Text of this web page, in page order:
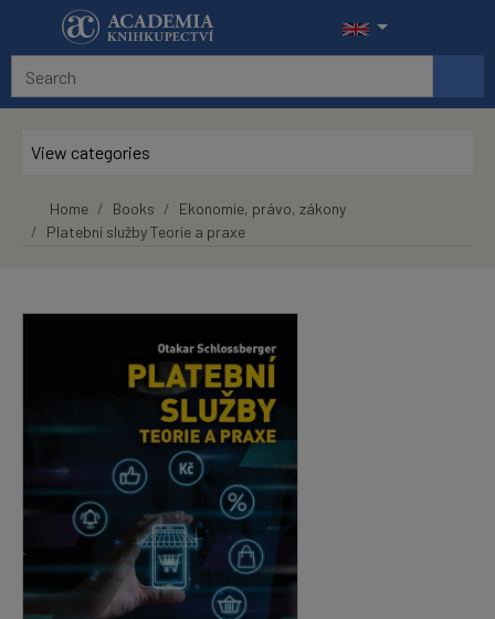
Skip to main content
View categories
Home Books
Ekonomie, právo, zákony
Platební služby Teorie a praxe